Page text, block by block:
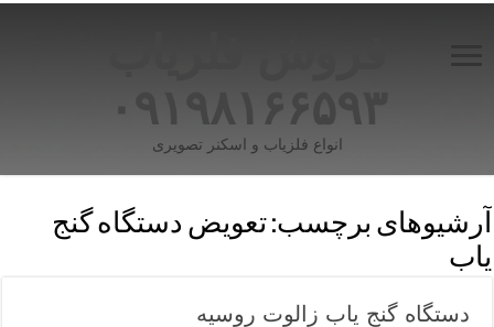
۰۹۱۹۸۱۶۶۵۹۳
انواع فلزیاب و اسکنر تصویری
آرشیوهای برچسب:تعویض دستگاه گنج
یاب
دستگاه گنج‌ یاب زالوت روسیه